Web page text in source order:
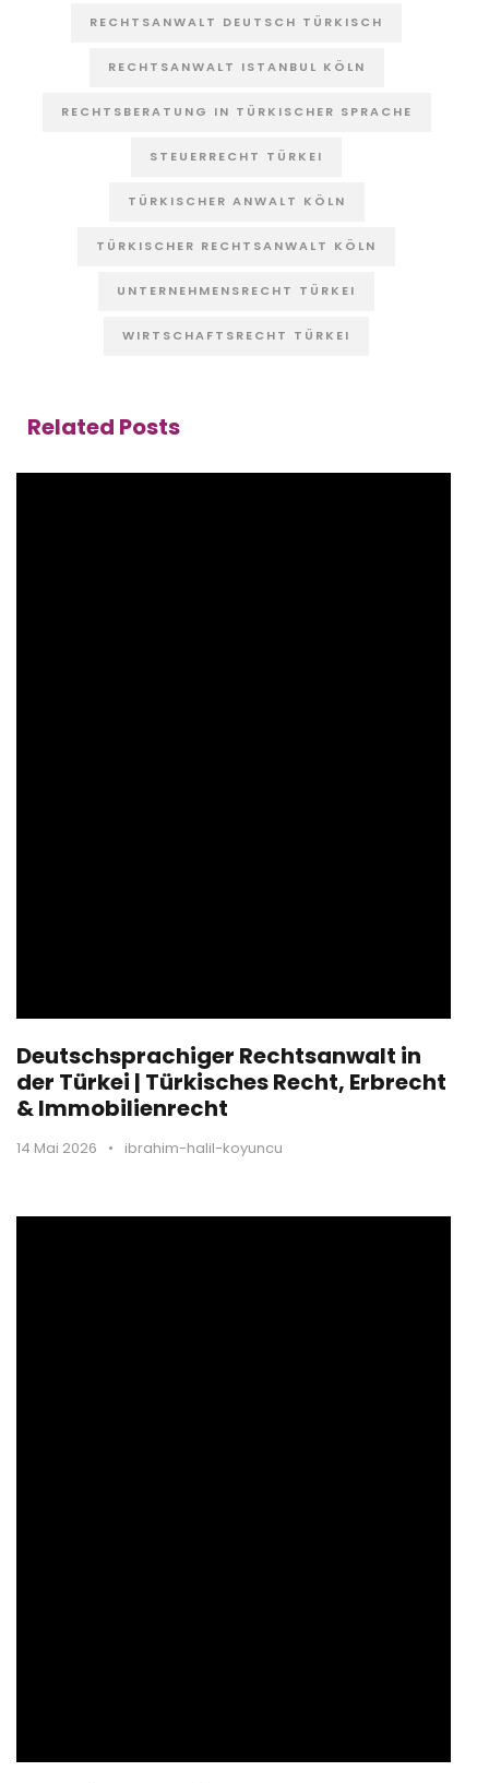
RECHTSANWALT DEUTSCH TÜRKISCH
RECHTSANWALT ISTANBUL KÖLN
RECHTSBERATUNG IN TÜRKISCHER SPRACHE
STEUERRECHT TÜRKEI
TÜRKISCHER ANWALT KÖLN
TÜRKISCHER RECHTSANWALT KÖLN
UNTERNEHMENSRECHT TÜRKEI
WIRTSCHAFTSRECHT TÜRKEI
Related Posts
Deutschsprachiger Rechtsanwalt in
der Türkei | Türkisches Recht, Erbrecht
& Immobilienrecht
14 Mai 2026 • ibrahim-halil-koyuncu